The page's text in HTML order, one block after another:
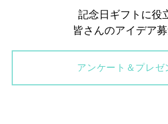
記念日ギフトに役
皆さんのアイデア
アンケート＆プレゼ